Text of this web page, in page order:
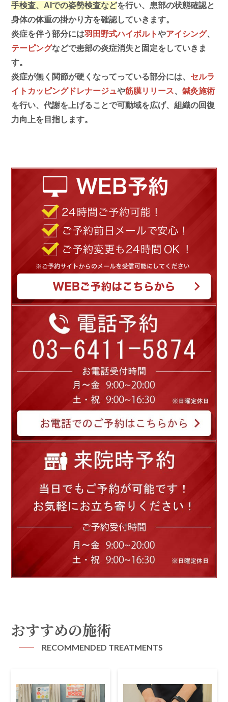
手検査、AIでの姿勢検査などを行い、患部の状態確認と
身体の体重の掛かり方を確認していきます。
炎症を伴う部分には羽田野式ハイボルトやアイシング、
テーピングなどで患部の炎症消失と固定をしていきま
す。
炎症が無く関節が硬くなってっている部分には、 セルラ
イトカッピングドレナージュや筋膜リリース、鍼灸施術
を行い、代謝を上げることで可動域を広げ、組織の回復
力向上を目指します。
おすすめの施術
RECOMMENDED TREATMENTS